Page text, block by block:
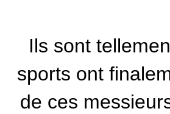
Ils sont
sports ont
de ces